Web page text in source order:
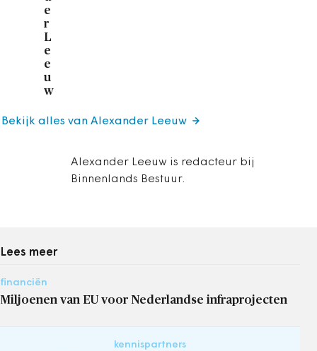
e
r
L
e
e
u
w
Alexander Leeuw is redacteur bij
Binnenlands Bestuur.
Bekijk alles van Alexander Leeuw
Lees meer
financiën
Miljoenen van EU voor Nederlandse infraprojecten
kennispartners